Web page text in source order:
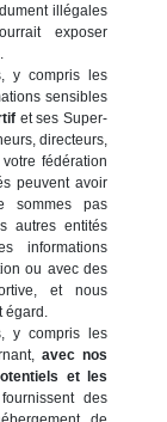
illégales
exposer
y compris les
sensibles
et ses Super-
directeurs,
fédération
peuvent avoir
sommes pas
autres entités
informations
ou avec des
et nous
égard.
y compris les
avec nos
et les
des